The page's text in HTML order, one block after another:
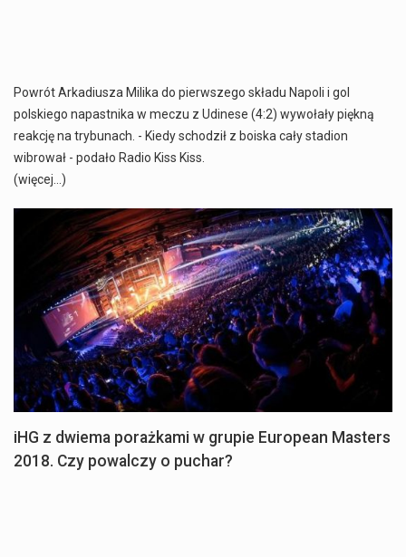
Powrót Arkadiusza Milika do pierwszego składu Napoli i gol
polskiego napastnika w meczu z Udinese (4:2) wywołały piękną
reakcję na trybunach. - Kiedy schodził z boiska cały stadion
wibrował - podało Radio Kiss Kiss.
(więcej…)
iHG z dwiema porażkami w grupie European Masters
2018. Czy powalczy o puchar?